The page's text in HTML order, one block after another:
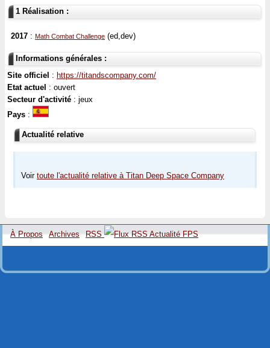
1 Réalisation :
2017 : Math Combat Challenge (ed,dev)
Informations générales :
Site officiel : https://titandscompany.com/
Etat actuel : ouvert
Secteur d'activité : jeux
Pays :
Actualité relative
Voir toute l'actualité relative à Titan Deep Space Company
À Propos Archives RSS